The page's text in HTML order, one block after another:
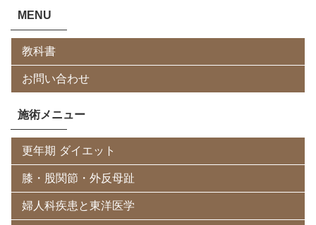
MENU
教科書
お問い合わせ
施術メニュー
更年期 ダイエット
膝・股関節・外反母趾
婦人科疾患と東洋医学